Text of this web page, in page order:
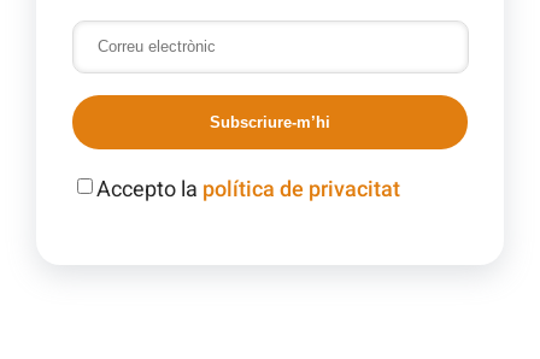
Subscriure-m’hi
Accepto la política de privacitat